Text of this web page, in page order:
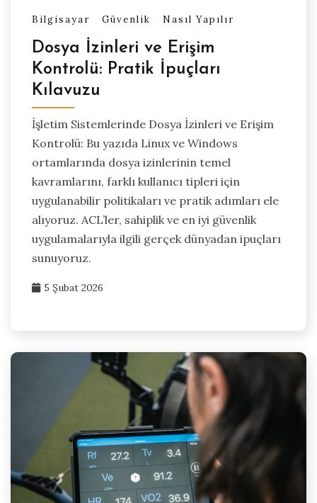
Bilgisayar Güvenlik Nasıl Yapılır
Dosya İzinleri ve Erişim
Kontrolü: Pratik İpuçları
Kılavuzu
İşletim Sistemlerinde Dosya İzinleri ve Erişim
Kontrolü: Bu yazıda Linux ve Windows
ortamlarında dosya izinlerinin temel
kavramlarını, farklı kullanıcı tipleri için
uygulanabilir politikaları ve pratik adımları ele
alıyoruz. ACL’ler, sahiplik ve en iyi güvenlik
uygulamalarıyla ilgili gerçek dünyadan ipuçları
sunuyoruz.
5 Şubat 2026